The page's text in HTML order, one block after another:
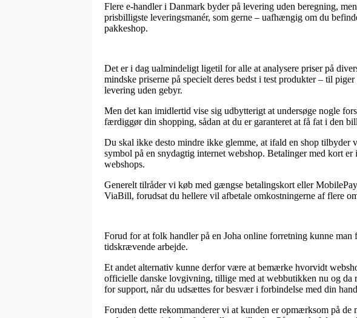
Flere e-handler i Danmark byder på levering uden beregning,
prisbilligste leveringsmanér, som gerne – uafhængig om du
pakkeshop.
Det er i dag ualmindeligt ligetil for alle at analysere priser på
mindske priserne på specielt deres bedst i test produkter – til
levering uden gebyr.
Men det kan imidlertid vise sig udbytterigt at undersøge nogle
færdiggør din shopping, sådan at du er garanteret at få fat i den
Du skal ikke desto mindre ikke glemme, at ifald en shop tilbyder
symbol på en snydagtig internet webshop. Betalinger med kort
webshops.
Generelt tilråder vi køb med gængse betalingskort eller
ViaBill, forudsat du hellere vil afbetale omkostningerne af flere
Forud for at folk handler på en Joha online forretning kunne
tidskrævende arbejde.
Et andet alternativ kunne derfor være at bemærke hvorvidt
officielle danske lovgivning, tillige med at webbutikken nu og da
for support, når du udsættes for besvær i forbindelse med din
Foruden dette rekommanderer vi at kunden er opmærksom på